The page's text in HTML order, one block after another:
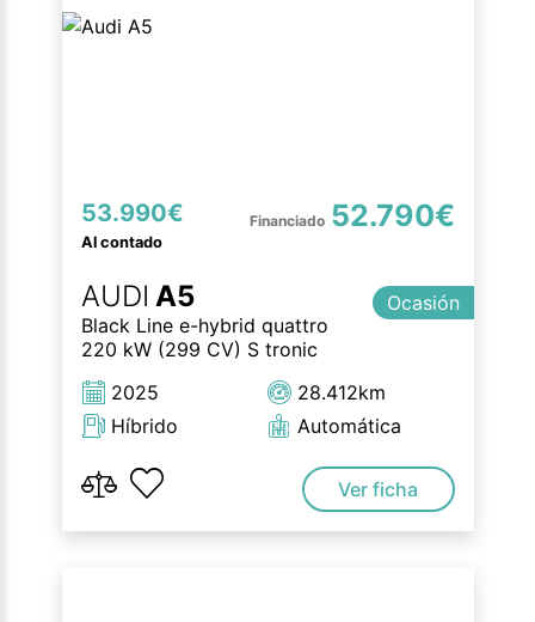
53.990€
Al contado
52.790€
AUDI A5
Black Line e-hybrid quattro
220 kW (299 CV) S tronic
Ocasión
2025
Híbrido
28.412km
Automática
Ver ficha